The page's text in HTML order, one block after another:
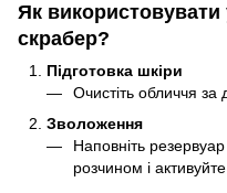
Як використовувати
скрабер?
Підготовка шкіри
Очистіть обличчя
Зволоження
Наповніть
розчином і